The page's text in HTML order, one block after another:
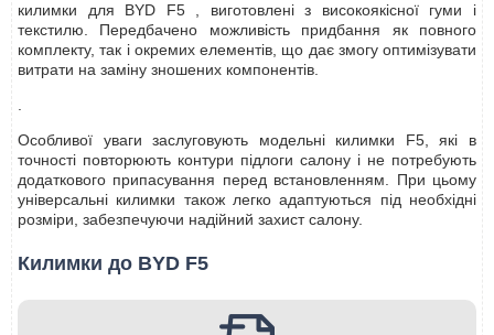
килимки для BYD F5 , виготовлені з високоякісної гуми і
текстилю. Передбачено можливість придбання як повного
комплекту, так і окремих елементів, що дає змогу оптимізувати
витрати на заміну зношених компонентів.
Особливої уваги заслуговують модельні килимки F5, які в
точності повторюють контури підлоги салону і не потребують
додаткового припасування перед встановленням. При цьому
універсальні килимки також легко адаптуються під необхідні
розміри, забезпечуючи надійний захист салону.
Килимки до BYD F5